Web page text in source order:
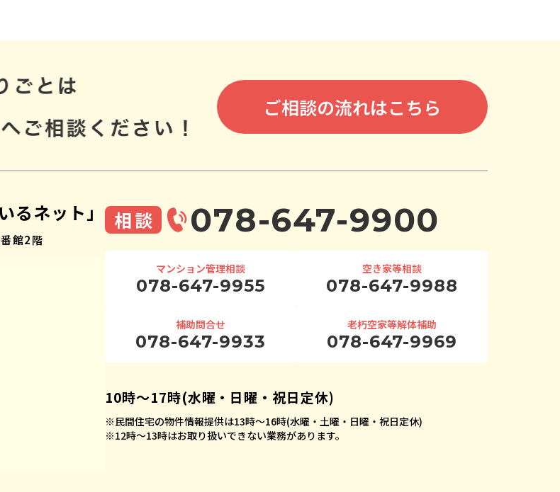
ご相談の流れはこちら
るネット」
館2階
相談 078-647-9900
マンション管理相談
078-647-9955
空き家等相談
078-647-9988
補助問合せ
078-647-9933
老朽空家等解体補助
078-647-9969
10時〜17時(水曜・日曜・祝日定休)
※民間住宅の物件情報提供は13時〜16時(水曜・土曜・日曜・祝日定休)
※12時〜13時はお取り扱いできない業務があります。